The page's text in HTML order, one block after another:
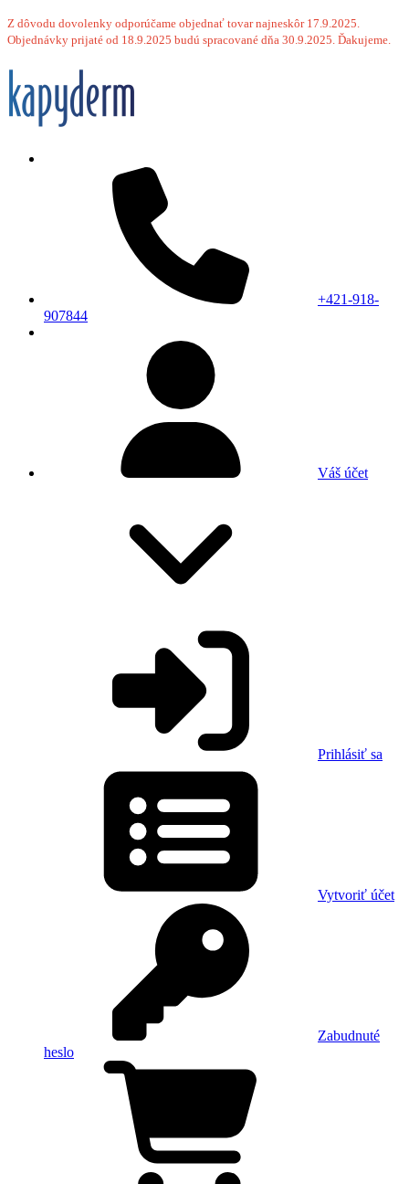
Z dôvodu dovolenky odporúčame objednať tovar najneskôr 17.9.2025.
Objednávky prijaté od 18.9.2025 budú spracované dňa 30.9.2025. Ďakujeme.
+421-918-
907844
Váš účet
Prihlásiť sa
Vytvoriť účet
Zabudnuté
heslo